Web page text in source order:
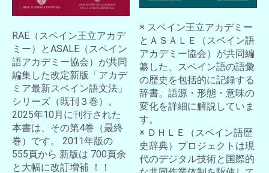
RAE（スペイン王立アカデ
ミー）とASALE（スペイン
語アカデミー協会）が共同
編集した改定新版「アカデ
ミア最新スペイン語文法」
シリーズ（既刊３巻）。
2025年10月に刊行された
本書は、その第4巻（最終
巻）です。 2011年版の
555頁から 新版は 700頁余
と大幅に改訂増補 ！！
※ スペイン王立アカデミー
とＡＳＡＬＥ（スペイン語
アカデミー協会）が共同編
纂した、スペイン語の語彙
の歴史を包括的に記録する
辞書。語源・形態・意味の
変化を詳細に解説していま
す。
※ ＤＨＬＥ（スペイン語歴
史辞典）プロジェクトは現
代のデジタル技術と国際的